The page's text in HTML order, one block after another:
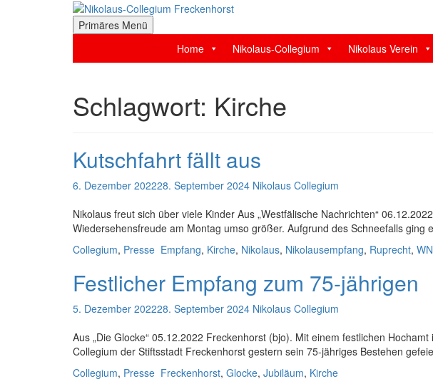
Nikolaus-Collegium
der Stiftsstadt Freckenhorst e.V.
Primäres Menü
Home
Nikolaus-Collegium Nikolaus Verein
Schlagwort: Kirche
Kutschfahrt fällt aus
6. Dezember 202228. September 2024 Nikolaus Collegium
Nikolaus freut sich über viele Kinder Aus „Westfälische Nachrichten“
Wiedersehensfreude am Montag umso größer. Aufgrund des Schneefalls
Collegium, Presse Empfang, Kirche, Nikolaus, Nikolausempfang, Ruprecht, WN
Festlicher Empfang zum 75-jährigen
5. Dezember 202228. September 2024 Nikolaus Collegium
Aus „Die Glocke“ 05.12.2022 Freckenhorst (bjo). Mit einem festlichen
Collegium der Stiftsstadt Freckenhorst gestern sein 75-jähriges Bestehen
Collegium, Presse Freckenhorst, Glocke, Jubiläum, Kirche